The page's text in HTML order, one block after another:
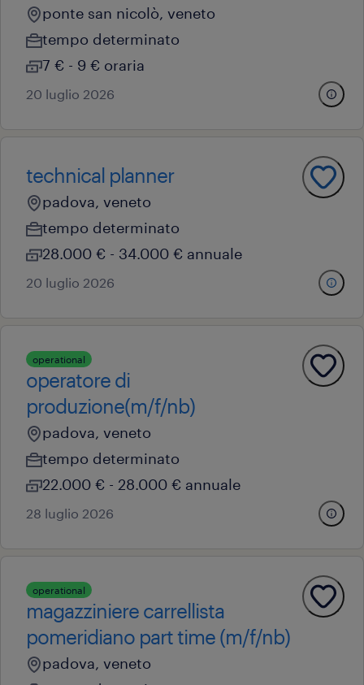
ponte san nicolò, veneto
tempo determinato
7 € - 9 € oraria
20 luglio 2026
technical planner
padova, veneto
tempo determinato
28.000 € - 34.000 € annuale
20 luglio 2026
operational
operatore di
produzione(m/f/nb)
padova, veneto
tempo determinato
22.000 € - 28.000 € annuale
28 luglio 2026
operational
magazziniere carrellista
pomeridiano part time (m/f/nb)
padova, veneto